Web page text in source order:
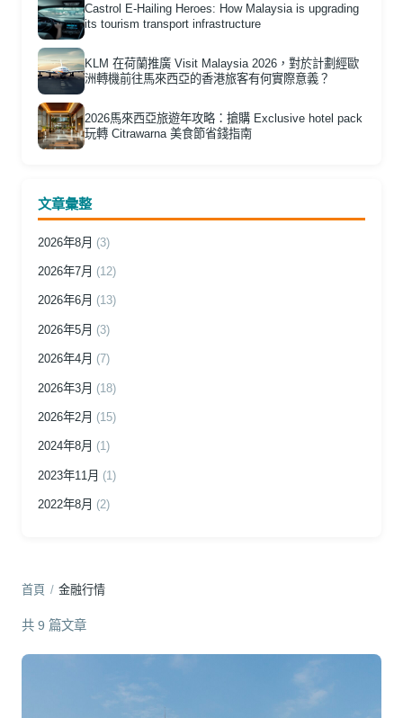
Castrol E-Hailing Heroes: How Malaysia is upgrading
its tourism transport infrastructure
KLM 在荷蘭推廣 Visit Malaysia 2026，對於計劃經歐
洲轉機前往馬來西亞的香港旅客有何實際意義？
2026馬來西亞旅遊年攻略：搶購 Exclusive hotel pack
玩轉 Citrawarna 美食節省錢指南
文章彙整
2026年8月 (3)
2026年7月 (12)
2026年6月 (13)
2026年5月 (3)
2026年4月 (7)
2026年3月 (18)
2026年2月 (15)
2024年8月 (1)
2023年11月 (1)
2022年8月 (2)
首頁 / 金融行情
共 9 篇文章